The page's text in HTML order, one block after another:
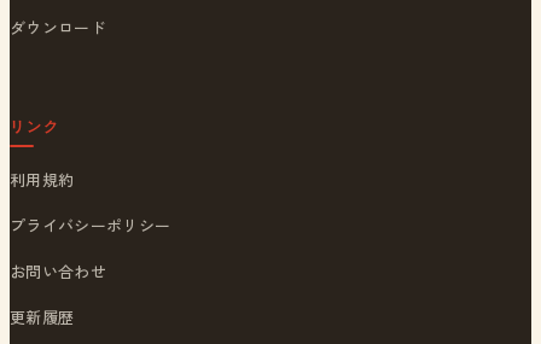
ダウンロード
リンク
利用規約
プライバシーポリシー
お問い合わせ
更新履歴